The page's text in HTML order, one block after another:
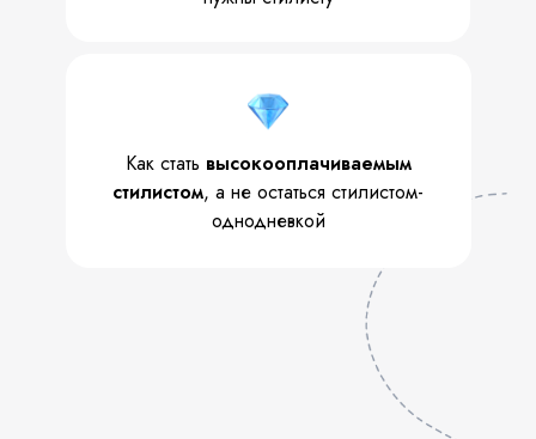
Как стать высокооплачиваемым
стилистом, а не остаться стилистом-
однодневкой